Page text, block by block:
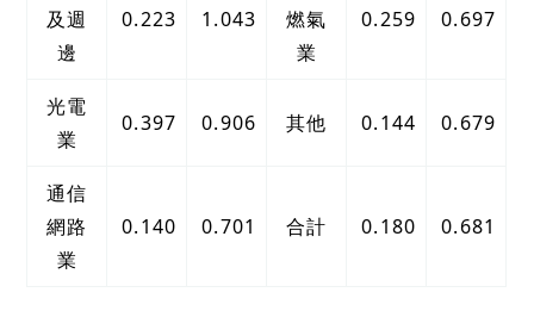
及週
邊
0.223 1.043
燃氣
業
0.259 0.697
光電
業
0.397 0.906 其他 0.144 0.679
通信
網路
業
0.140 0.701 合計 0.180 0.681